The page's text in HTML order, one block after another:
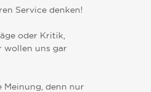
Service denken!
oder Kritik,
wollen uns gar
denn nur